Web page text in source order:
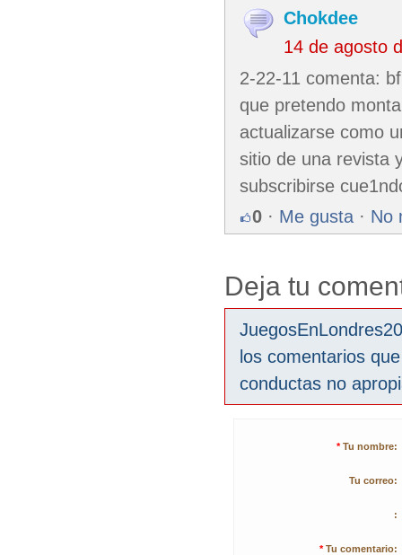
Chokdee
14 de agosto
2-22-11 comenta:
que pretendo
actualizarse como
sitio de una revista
subscribirse
0 · Me gusta · No
Deja tu
los comentarios
conductas no
* Tu nombre:
Tu correo:
:
* Tu comentario: